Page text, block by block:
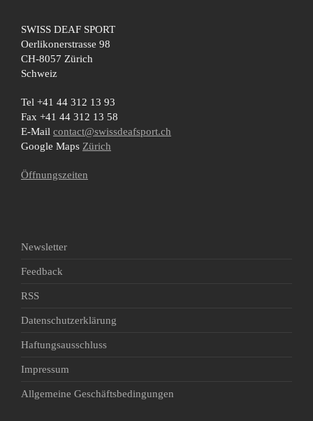
SWISS DEAF SPORT
Oerlikonerstrasse 98
CH-8057 Zürich
Schweiz
Tel +41 44 312 13 93
Fax +41 44 312 13 58
E-Mail contact@swissdeafsport.ch
Google Maps Zürich
Öffnungszeiten
Newsletter
Feedback
RSS
Datenschutzerklärung
Haftungsausschluss
Impressum
Allgemeine Geschäftsbedingungen